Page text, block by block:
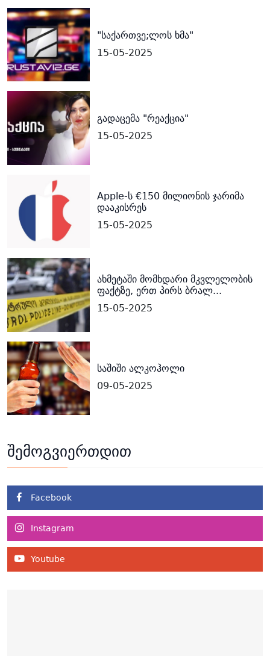
"საქართვე;ლოს ხმა"
15-05-2025
გადაცემა "რეაქცია"
15-05-2025
Apple-ს €150 მილიონის ჯარიმა
დააკისრეს
15-05-2025
ახმეტაში მომხდარი მკვლელობის
ფაქტზე, ერთ პირს ბრალ...
15-05-2025
საშიში ალკოჰოლი
09-05-2025
შემოგვიერთდით
Facebook
Instagram
Youtube